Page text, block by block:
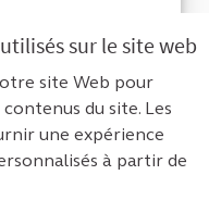
sur le site web
site Web pour
du site. Les
une expérience
à partir de